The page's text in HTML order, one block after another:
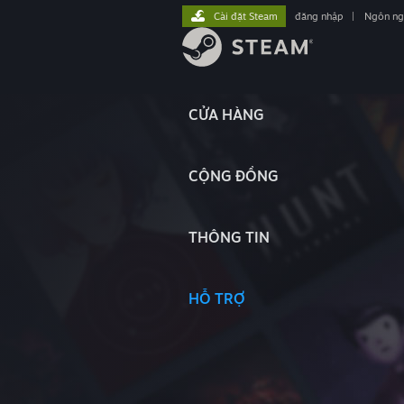
CỬA HÀNG
CỘNG ĐỒNG
THÔNG TIN
HỖ TRỢ
Cài đặt Steam đăng nhập Ngôn